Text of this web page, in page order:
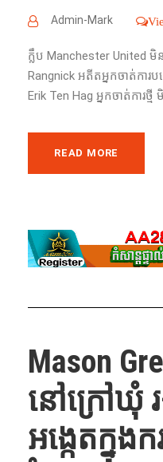
Admin-Mark
ក្លឹប​ Manchester United មិ
Rangnick អតីត​អ្នកចាត់កា
Erik Ten Hag អ្នកចាត់ការ​ថ្មី​
READ MORE
Mason
នៅ​ក្រៅ​ឃុំ​
អង្កេត​ក្នុ